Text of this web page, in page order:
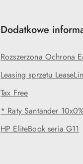
Dodatkowe
Rozszerzona Ochrona
Leasing sprzętu
Tax Free
* Raty Santander
HP EliteBook seria G11